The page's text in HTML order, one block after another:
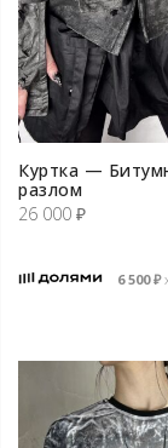
Куртка —
разлом
26 000 ₽
6 500₽